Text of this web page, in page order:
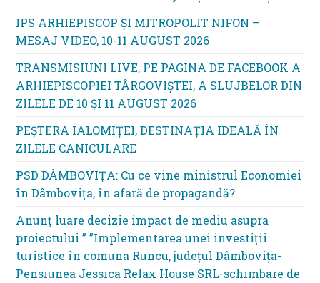
IPS ARHIEPISCOP ȘI MITROPOLIT NIFON –
MESAJ VIDEO, 10-11 AUGUST 2026
TRANSMISIUNI LIVE, PE PAGINA DE FACEBOOK A
ARHIEPISCOPIEI TÂRGOVIȘTEI, A SLUJBELOR DIN
ZILELE DE 10 ȘI 11 AUGUST 2026
PEȘTERA IALOMIȚEI, DESTINAȚIA IDEALĂ ÎN
ZILELE CANICULARE
PSD DÂMBOVIȚA: Cu ce vine ministrul Economiei
în Dâmbovița, în afară de propagandă?
Anunț luare decizie impact de mediu asupra
proiectului ” ”Implementarea unei investiții
turistice în comuna Runcu, județul Dâmbovița-
Pensiunea Jessica Relax House SRL-schimbare de